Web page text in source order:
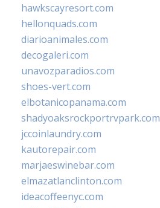
hawkscayresort.com
hellonquads.com
diarioanimales.com
decogaleri.com
unavozparadios.com
shoes-vert.com
elbotanicopanama.com
shadyoaksrockportrvpark.com
jccoinlaundry.com
kautorepair.com
marjaeswinebar.com
elmazatlanclinton.com
ideacoffeenyc.com